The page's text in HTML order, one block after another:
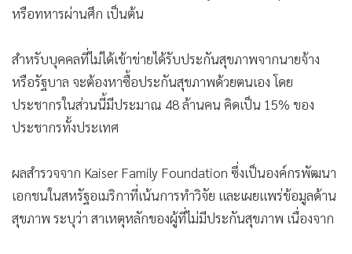
หรือทหารผ่านศึก เป็นต้น
สำหรับบุคคลที่ไม่ได้เข้าข่ายได้รับประกันสุขภาพจากนายจ้าง
หรือรัฐบาล จะต้องหาซื้อประกันสุขภาพด้วยตนเอง โดย
ประชากรในส่วนนี้มีประมาณ 48 ล้านคน คิดเป็น 15% ของ
ประชากรทั้งประเทศ
ผลสำรวจจาก Kaiser Family Foundation ซึ่งเป็นองค์กรพัฒนา
เอกชนในสหรัฐอเมริกาที่เน้นการทำวิจัย และเผยแพร่ข้อมูลด้าน
สุขภาพ ระบุว่า สาเหตุหลักของผู้ที่ไม่มีประกันสุขภาพ เนื่องจาก